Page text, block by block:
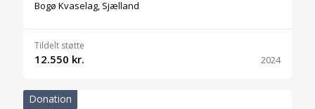
Bogø Kvaselag, Sjælland
Tildelt støtte
12.550 kr. 2024
Donation